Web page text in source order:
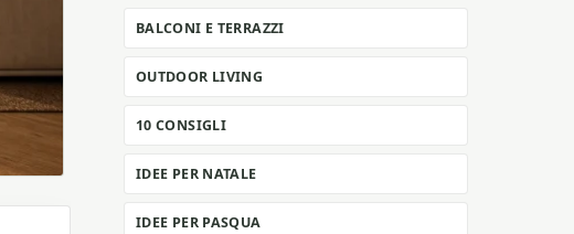
BALCONI E TERRAZZI
OUTDOOR LIVING
10 CONSIGLI
IDEE PER NATALE
IDEE PER PASQUA